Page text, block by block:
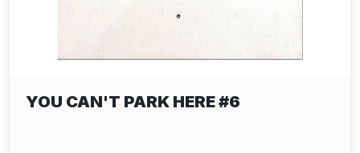
YOU CAN'T PARK HERE #6